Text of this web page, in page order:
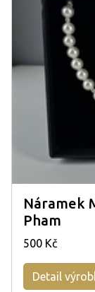
Náramek
Pham
500 Kč
Detail